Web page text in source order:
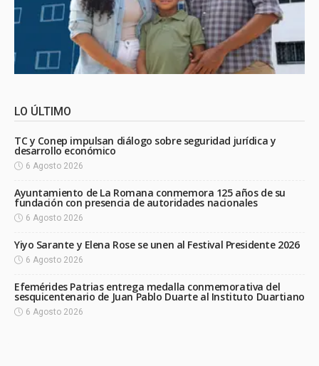
LO ÚLTIMO
TC y Conep impulsan diálogo sobre seguridad jurídica y
desarrollo económico
6 Agosto 2026
Ayuntamiento de La Romana conmemora 125 años de su
fundación con presencia de autoridades nacionales
6 Agosto 2026
Yiyo Sarante y Elena Rose se unen al Festival Presidente 2026
6 Agosto 2026
Efemérides Patrias entrega medalla conmemorativa del
sesquicentenario de Juan Pablo Duarte al Instituto Duartiano
6 Agosto 2026